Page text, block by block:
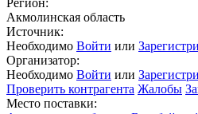
Регион:
Акмолинская область
Источник:
Необходимо Войти или
Организатор:
Необходимо Войти или
Проверить контрагента Жалобы
Место поставки: